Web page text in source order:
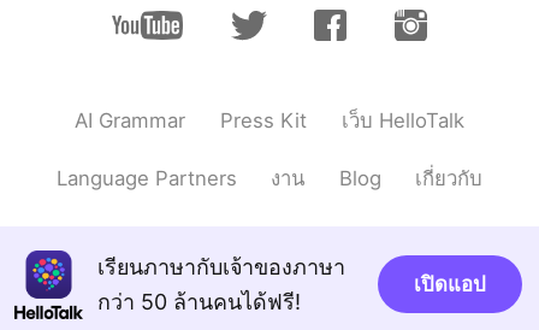
AI Grammar Press Kit เว็บ HelloTalk
Language Partners งาน Blog เกี่ยวกับ
เรียนภาษากับเจ้าของภาษา
กว่า 50 ล้านคนได้ฟรี!
เปิดแอป